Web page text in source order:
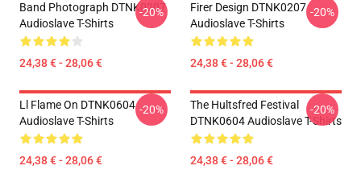
Band Photograph DTNK0207
Audioslave T-Shirts
24,38 € - 28,06 €
-20%
Firer Design DTNK0207
Audioslave T-Shirts
24,38 € - 28,06 €
-20%
Ll Flame On DTNK0604
Audioslave T-Shirts
24,38 € - 28,06 €
-20%
The Hultsfred Festival
DTNK0604 Audioslave T-Shirts
24,38 € - 28,06 €
-20%